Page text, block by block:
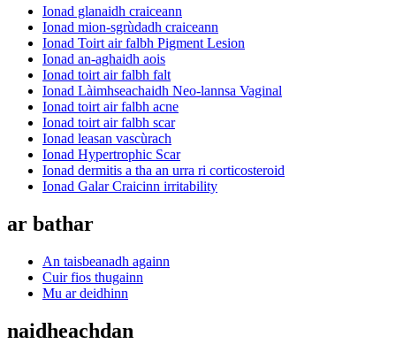
Ionad glanaidh craiceann
Ionad mion-sgrùdadh craiceann
Ionad Toirt air falbh Pigment Lesion
Ionad an-aghaidh aois
Ionad toirt air falbh falt
Ionad Làimhseachaidh Neo-lannsa Vaginal
Ionad toirt air falbh acne
Ionad toirt air falbh scar
Ionad leasan vascùrach
Ionad Hypertrophic Scar
Ionad dermitis a tha an urra ri corticosteroid
Ionad Galar Craicinn irritability
ar bathar
An taisbeanadh againn
Cuir fios thugainn
Mu ar deidhinn
naidheachdan